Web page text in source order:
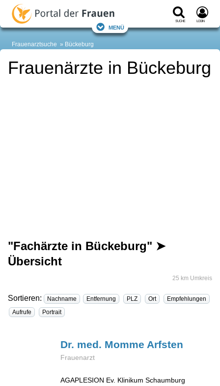
Suche Login
Menü
Frauenarztsuche Bückeburg
Frauenärzte in Bückeburg
"Fachärzte in Bückeburg" ➤
Übersicht
25 km Umkreis
Sortieren: Nachname Entfernung PLZ Ort
Empfehlungen
Aufrufe
Portrait
Dr. med. Momme Arfsten
Frauenarzt
AGAPLESION Ev. Klinikum Schaumburg